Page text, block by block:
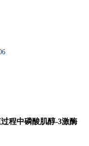
程中磷酸肌醇-3激酶